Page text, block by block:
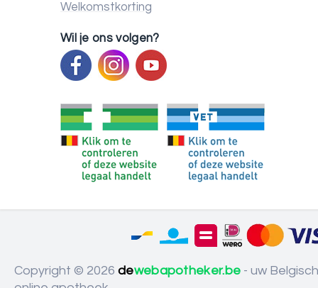
Welkomstkorting
Wil je ons volgen?
Copyright © 2026 dewebapotheker.be - uw